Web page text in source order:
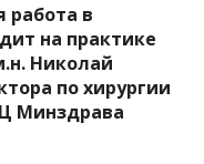
работа в
на практике
Николай
по хирургии
Минздрава